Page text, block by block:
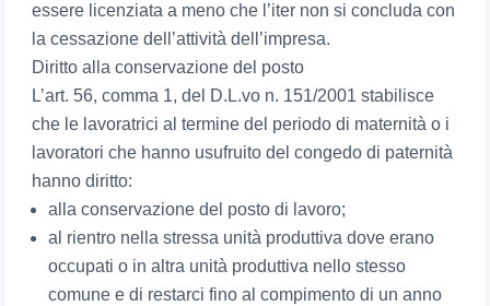
essere licenziata a meno che l’iter non si concluda con
la cessazione dell’attività dell’impresa.
Diritto alla conservazione del posto
L’art. 56, comma 1, del D.L.vo n. 151/2001 stabilisce
che le lavoratrici al termine del periodo di maternità o i
lavoratori che hanno usufruito del congedo di paternità
hanno diritto:
alla conservazione del posto di lavoro;
al rientro nella stressa unità produttiva dove erano
occupati o in altra unità produttiva nello stesso
comune e di restarci fino al compimento di un anno